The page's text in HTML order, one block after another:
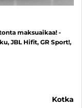
maksuaikaa! -
JBL Hifit, GR Sport!,
kotka